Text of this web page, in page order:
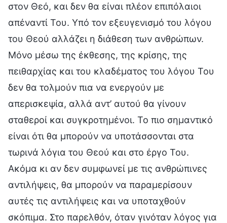
στον Θεό, και δεν θα είναι πλέον επιπόλαιοι
απέναντί Του. Υπό τον εξευγενισμό του λόγου
του Θεού αλλάζει η διάθεση των ανθρώπων.
Μόνο μέσω της έκθεσης, της κρίσης, της
πειθαρχίας και του κλαδέματος του λόγου Του
δεν θα τολμούν πια να ενεργούν με
απερισκεψία, αλλά αντ’ αυτού θα γίνουν
σταθεροί και συγκροτημένοι. Το πιο σημαντικό
είναι ότι θα μπορούν να υποτάσσονται στα
τωρινά λόγια του Θεού και στο έργο Του.
Ακόμα κι αν δεν συμφωνεί με τις ανθρώπινες
αντιλήψεις, θα μπορούν να παραμερίσουν
αυτές τις αντιλήψεις και να υποταχθούν
σκόπιμα. Στο παρελθόν, όταν γινόταν λόγος για